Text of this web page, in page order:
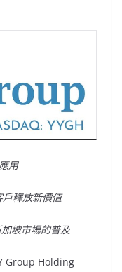
用
釋放新價值
坡市場的普及
Group Holding